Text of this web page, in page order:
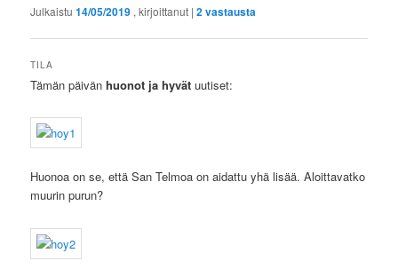
Julkaistu14/05/2019 , kirjoittanut |2vastausta
TILA
Tämän päivänhuonot ja hyvät uutiset:
Huonoa on se, että San Telmoa on aidattu yhä lisää. Aloittavatko
muurin purun?